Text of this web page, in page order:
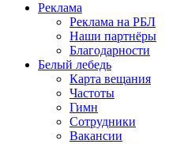
Реклама
Реклама на РБЛ
Наши партнёры
Благодарности
Белый лебедь
Карта вещания
Частоты
Гимн
Сотрудники
Вакансии